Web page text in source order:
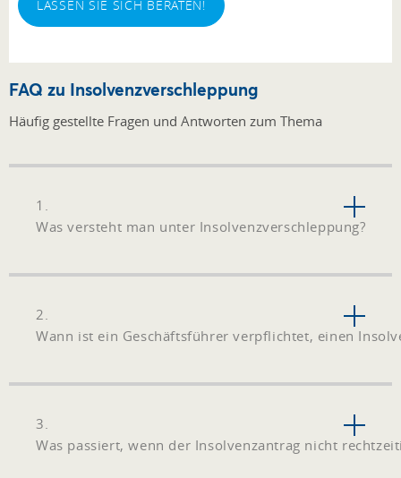
LASSEN SIE SICH BERATEN!
FAQ zu Insolvenzverschleppung
Häufig gestellte Fragen und Antworten zum Thema
1.
Was versteht man unter Insolvenzverschleppung?
2.
Wann ist ein Geschäftsführer verpflichtet, einen
3.
Was passiert, wenn der Insolvenzantrag nicht